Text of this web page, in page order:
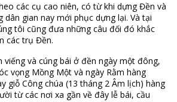
các cụ cao niên, có từ khi dựng Đền và
gian nay mới phục dựng lại. Và tại
tôi cũng đưa những câu đối đó khắc
các trụ Đền.
viếng và cúng bái ở đền ngày một đông,
vọng Mồng Một và ngày Rằm hàng
giỗ Công chúa (13 tháng 2 Âm lịch) hàng
từ các nơi xa gần về đây lễ bái, cầu